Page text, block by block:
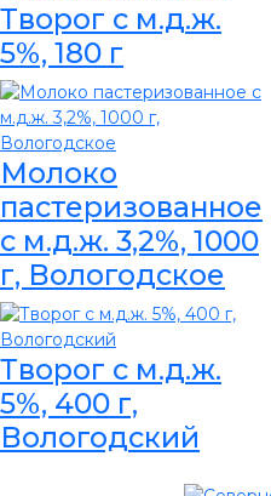
Творог с м.д.ж.
5%, 180 г
Молоко
пастеризованное
с м.д.ж. 3,2%, 1000
г, Вологодское
Творог с м.д.ж.
5%, 400 г,
Вологодский